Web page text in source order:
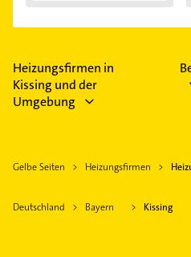
Heizungsfirmen in
Kissing und der
Umgebung
Gelbe Seiten Heizungsfirmen
Deutschland Bayern Kissing